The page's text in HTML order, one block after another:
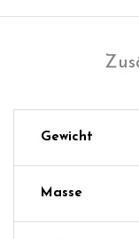
Gewicht
Masse